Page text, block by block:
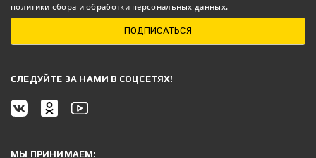
политики сбора и обработки персональных данных.
ПОДПИСАТЬСЯ
CЛЕДУЙТЕ ЗА НАМИ В СОЦСЕТЯХ!
МЫ ПРИНИМАЕМ: